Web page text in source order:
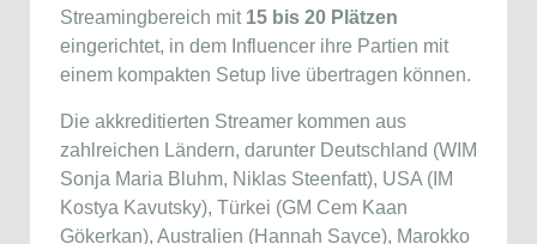
Streamingbereich mit 15 bis 20 Plätzen
eingerichtet, in dem Influencer ihre Partien mit
einem kompakten Setup live übertragen können.
Die akkreditierten Streamer kommen aus
zahlreichen Ländern, darunter Deutschland (WIM
Sonja Maria Bluhm, Niklas Steenfatt), USA (IM
Kostya Kavutsky), Türkei (GM Cem Kaan
Gökerkan), Australien (Hannah Sayce), Marokko